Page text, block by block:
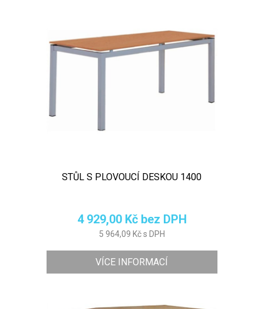
STŮL S PLOVOUCÍ DESKOU 1400
4 929,00 Kč bez DPH
5 964,09 Kč s DPH
VÍCE INFORMACÍ